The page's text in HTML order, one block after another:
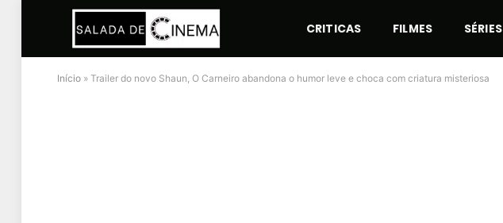
CRITICAS FILMES SÉRIES
Início » Trailer do novo Shaun, O Carneiro abandona o humor leve e choca com criatura misteriosa